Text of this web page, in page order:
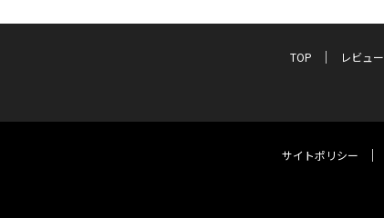
TOP レビュー
サイトポリシー